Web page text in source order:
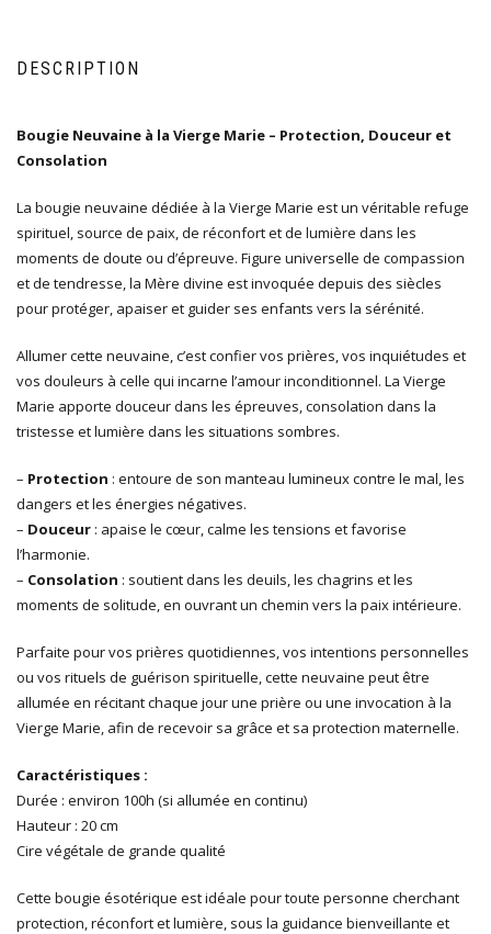
DESCRIPTION
Bougie Neuvaine à la Vierge Marie – Protection, Douceur et
Consolation
La bougie neuvaine dédiée à la Vierge Marie est un véritable refuge
spirituel, source de paix, de réconfort et de lumière dans les
moments de doute ou d’épreuve. Figure universelle de compassion
et de tendresse, la Mère divine est invoquée depuis des siècles
pour protéger, apaiser et guider ses enfants vers la sérénité.
Allumer cette neuvaine, c’est confier vos prières, vos inquiétudes et
vos douleurs à celle qui incarne l’amour inconditionnel. La Vierge
Marie apporte douceur dans les épreuves, consolation dans la
tristesse et lumière dans les situations sombres.
– Protection : entoure de son manteau lumineux contre le mal, les
dangers et les énergies négatives.
– Douceur : apaise le cœur, calme les tensions et favorise
l’harmonie.
– Consolation : soutient dans les deuils, les chagrins et les
moments de solitude, en ouvrant un chemin vers la paix intérieure.
Parfaite pour vos prières quotidiennes, vos intentions personnelles
ou vos rituels de guérison spirituelle, cette neuvaine peut être
allumée en récitant chaque jour une prière ou une invocation à la
Vierge Marie, afin de recevoir sa grâce et sa protection maternelle.
Caractéristiques :
Durée : environ 100h (si allumée en continu)
Hauteur : 20 cm
Cire végétale de grande qualité
Cette bougie ésotérique est idéale pour toute personne cherchant
protection, réconfort et lumière, sous la guidance bienveillante et